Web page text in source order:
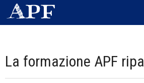
La formazione APF